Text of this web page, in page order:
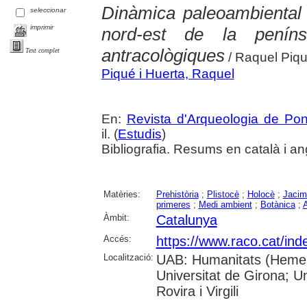
seleccionar
imprimir
Text complet
Dinàmica
nord-est de la
antracològiques/ Raquel
Piqué i Huerta, Raquel
En: Revista d'Arqueologia de
il. (Estudis)
Bibliografia. Resums en català i
Matèries: Prehistòria; Plistocè; Holocè;
primeres ; Medi ambient; Botànica;
Àmbit:
Catalunya
Accés: https://www.raco.cat/
Localització: UAB: Humanitats
Universitat de Girona;
Rovira i Virgili